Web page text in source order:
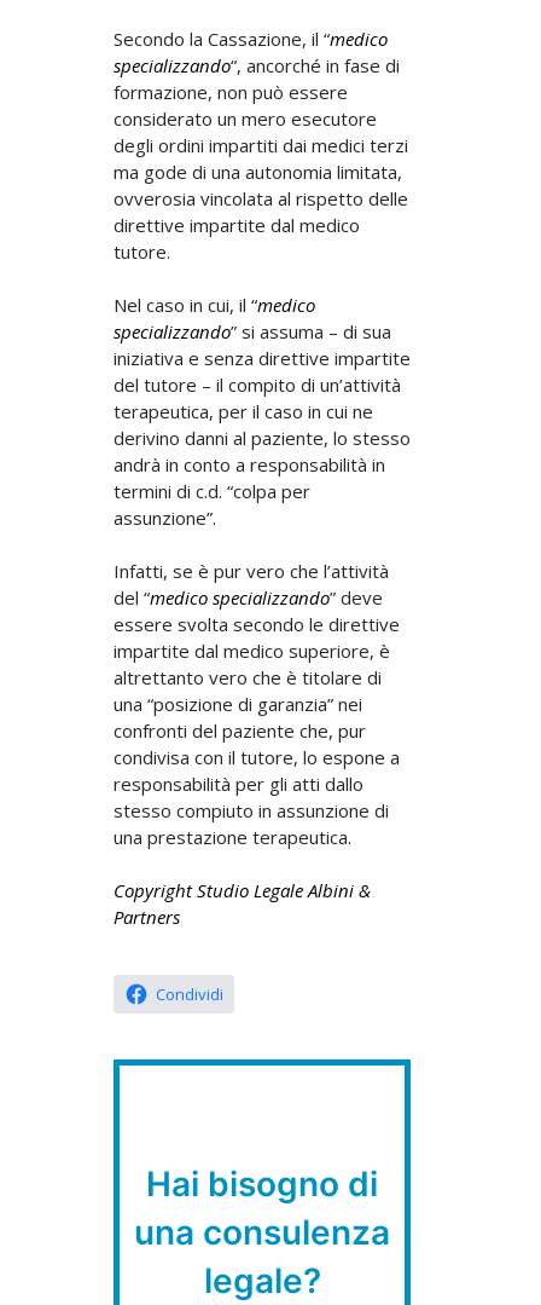
Secondo la Cassazione, il “medico
specializzando“, ancorché in fase di
formazione, non può essere
considerato un mero esecutore
degli ordini impartiti dai medici terzi
ma gode di una autonomia limitata,
ovverosia vincolata al rispetto delle
direttive impartite dal medico
tutore.
Nel caso in cui, il “medico
specializzando” si assuma – di sua
iniziativa e senza direttive impartite
del tutore – il compito di un’attività
terapeutica, per il caso in cui ne
derivino danni al paziente, lo stesso
andrà in conto a responsabilità in
termini di c.d. “colpa per
assunzione”.
Infatti, se è pur vero che l’attività
del “medico specializzando” deve
essere svolta secondo le direttive
impartite dal medico superiore, è
altrettanto vero che è titolare di
una “posizione di garanzia” nei
confronti del paziente che, pur
condivisa con il tutore, lo espone a
responsabilità per gli atti dallo
stesso compiuto in assunzione di
una prestazione terapeutica.
Copyright Studio Legale Albini &
Partners
Condividi
Hai bisogno di
una consulenza
legale?